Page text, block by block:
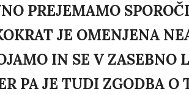
PREJEMAMO
JE OMENJENA
IN SE V
PA JE TUDI ZGODBA